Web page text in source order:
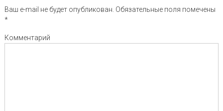
Ваш e-mail не будет опубликован. Обязательные поля помечены
*
Комментарий